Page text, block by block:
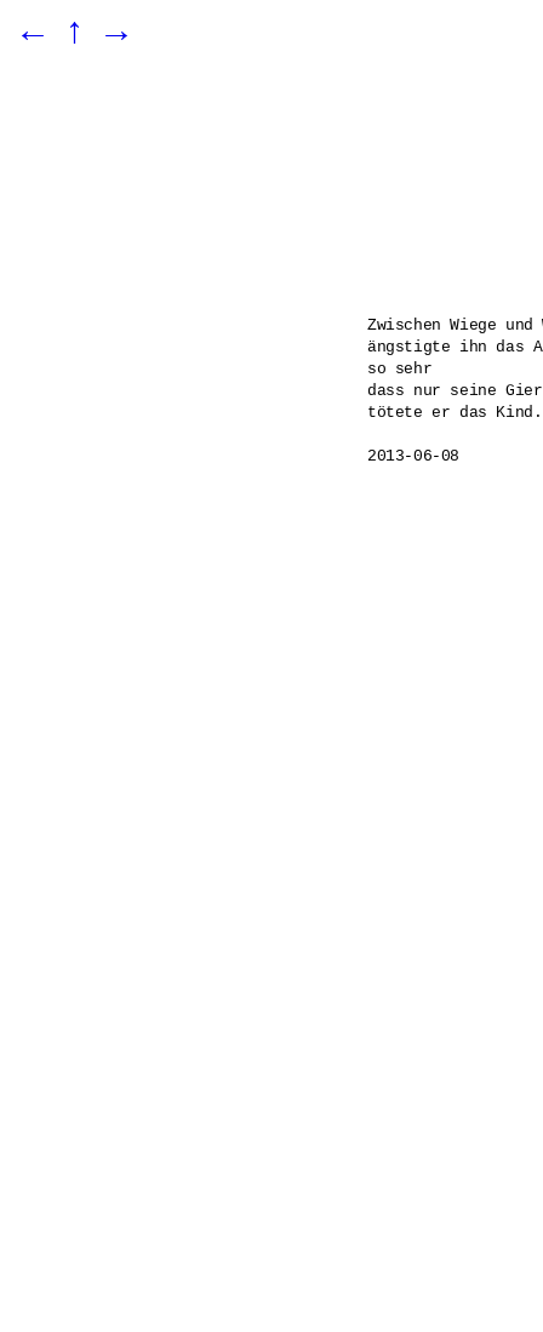
← ↑ →
Zwischen Wiege und
ängstigte ihn das
so sehr
dass nur seine
tötete er das Kind.